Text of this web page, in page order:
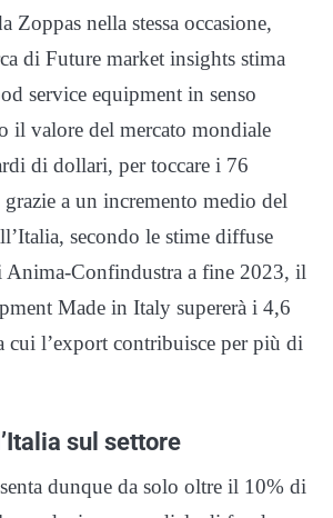
Zoppas nella stessa occasione,
di Future market insights stima
service equipment in senso
il valore del mercato mondiale
di dollari, per toccare i 76
a un incremento medio del
secondo le stime diffuse
Confindustra a fine 2023, il
Made in Italy supererà i 4,6
l’export contribuisce per più di
sul settore
dunque da solo oltre il 10% di